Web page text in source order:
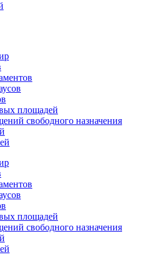
площадей
свободного назначения
площадей
свободного назначения